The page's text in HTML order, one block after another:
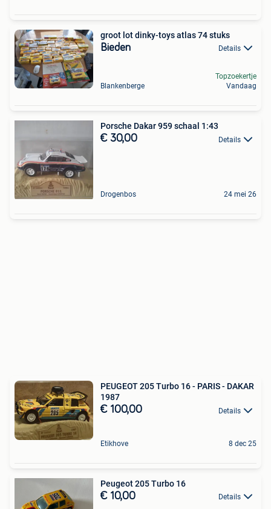
groot lot dinky-toys atlas 74 stuks
Bieden Details
Blankenberge
Topzoekertje
Vandaag
Porsche Dakar 959 schaal 1:43
€ 30,00 Details
Drogenbos 24 mei 26
PEUGEOT 205 Turbo 16 - PARIS - DAKAR
1987
€ 100,00 Details
Etikhove 8 dec 25
Peugeot 205 Turbo 16
€ 10,00 Details